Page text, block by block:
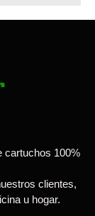
cartuchos 100%
clientes,
u hogar.